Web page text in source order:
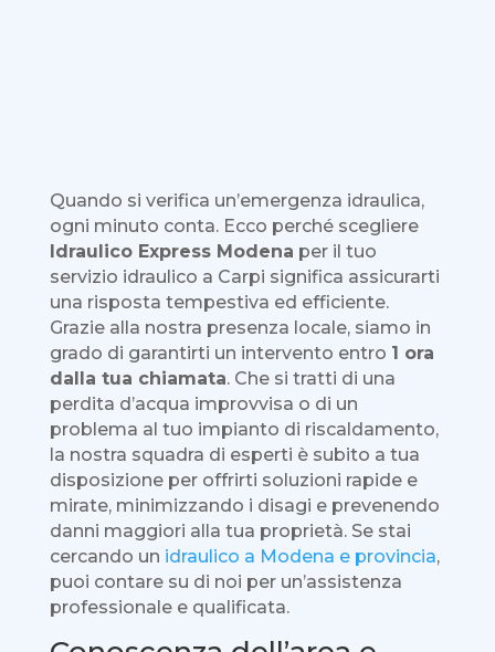
Quando si verifica un’emergenza idraulica,
ogni minuto conta. Ecco perché scegliere
Idraulico Express Modena per il tuo
servizio idraulico a Carpi significa assicurarti
una risposta tempestiva ed efficiente.
Grazie alla nostra presenza locale, siamo in
grado di garantirti un intervento entro 1 ora
dalla tua chiamata. Che si tratti di una
perdita d’acqua improvvisa o di un
problema al tuo impianto di riscaldamento,
la nostra squadra di esperti è subito a tua
disposizione per offrirti soluzioni rapide e
mirate, minimizzando i disagi e prevenendo
danni maggiori alla tua proprietà. Se stai
cercando un idraulico a Modena e provincia,
puoi contare su di noi per un’assistenza
professionale e qualificata.